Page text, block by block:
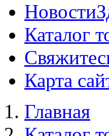
Новости
Каталог
Карта
Главная